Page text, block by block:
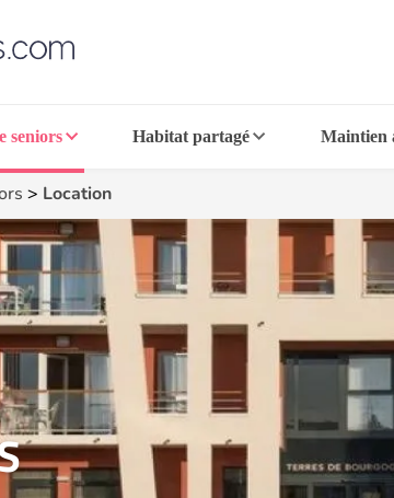
seniors Habitat partagé Maintien
> Location